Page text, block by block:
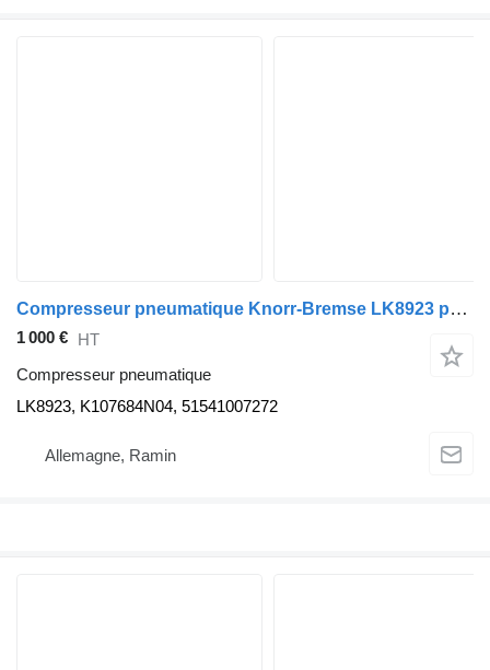
Compresseur pneumatique Knorr-Bremse LK8923 pour tracteur routier MAN TGX TGS
1 000 € HT
Compresseur pneumatique
LK8923, K107684N04, 51541007272
Allemagne, Ramin